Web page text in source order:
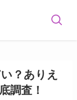
？ありえ
調査！